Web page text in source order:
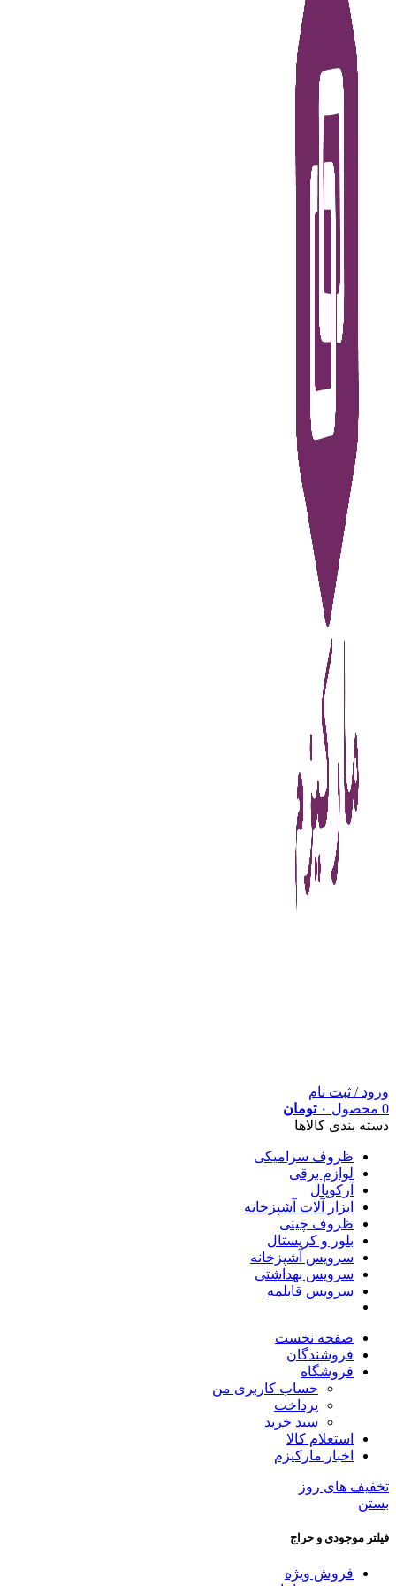
ورود / ثبت نام
0 محصول ۰ تومان
دسته بندی کالاها
ظروف سرامیکی
لوازم برقی
آرکوپال
ابزار آلات آشپزخانه
ظروف چینی
بلور و کریستال
سرویس آشپزخانه
سرویس بهداشتی
سرویس قابلمه
صفحه نخست
فروشندگان
فروشگاه
حساب کاربری من
پرداخت
سبد خرید
استعلام کالا
اخبار مارکیزم
تخفیف های روز
بستن
فیلتر موجودی و حراج
فروش ویژه